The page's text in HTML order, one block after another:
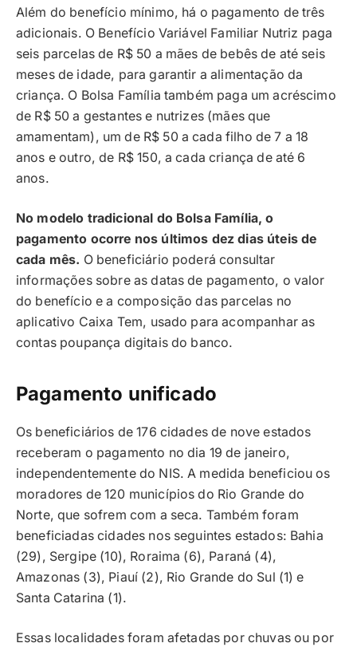
Além do benefício mínimo, há o pagamento de três
adicionais. O Benefício Variável Familiar Nutriz paga
seis parcelas de R$ 50 a mães de bebês de até seis
meses de idade, para garantir a alimentação da
criança. O Bolsa Família também paga um acréscimo
de R$ 50 a gestantes e nutrizes (mães que
amamentam), um de R$ 50 a cada filho de 7 a 18
anos e outro, de R$ 150, a cada criança de até 6
anos.
No modelo tradicional do Bolsa Família, o
pagamento ocorre nos últimos dez dias úteis de
cada mês. O beneficiário poderá consultar
informações sobre as datas de pagamento, o valor
do benefício e a composição das parcelas no
aplicativo Caixa Tem, usado para acompanhar as
contas poupança digitais do banco.
Pagamento unificado
Os beneficiários de 176 cidades de nove estados
receberam o pagamento no dia 19 de janeiro,
independentemente do NIS. A medida beneficiou os
moradores de 120 municípios do Rio Grande do
Norte, que sofrem com a seca. Também foram
beneficiadas cidades nos seguintes estados: Bahia
(29), Sergipe (10), Roraima (6), Paraná (4),
Amazonas (3), Piauí (2), Rio Grande do Sul (1) e
Santa Catarina (1).
Essas localidades foram afetadas por chuvas ou por